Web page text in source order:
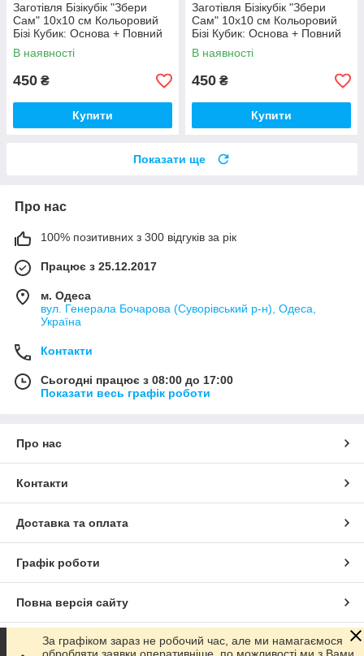
Заготівля Бізікубік "Збери
Сам" 10х10 см Кольоровий
Бізі Кубик: Основа + Повний
Комплект (в Розібраному
Виді) Кубік Бізи, Бірюза
В наявності
450 ₴
Купити
Заготівля Бізікубік "Збери
Сам" 10х10 см Кольоровий
Бізі Кубик: Основа + Повний
Комплект (в Розібраному
Виді) Кубік Бізи, Різнокол
В наявності
450 ₴
Купити
Показати ще
Про нас
100% позитивних з 300 відгуків за рік
Працює з 25.12.2017
м. Одеса
вул. Генерала Бочарова (Суворівський р-н), Одеса,
Україна
Контакти
Сьогодні працює з 08:00 до 17:00
Показати весь графік роботи
Про нас
Контакти
Доставка та оплата
Графік роботи
Повна версія сайту
Сайт створено на маркетплейсіProm.ua
За графіком зараз не робочий час, але ми намагаємося